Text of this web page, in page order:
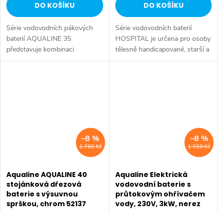
DO KOŠÍKU
Série vodovodních pákových
baterií AQUALINE 35
představuje kombinaci
tradičního jednoduchého
DO KOŠÍKU
Série vodovodních baterií
HOSPITAL je určena pro osoby
tělesně handicapované, starší a
s omezenou pohyblivostí, které
1 760 Kč
–8 %
Aqualine AQUALINE 40
stojánková dřezová
baterie s výsuvnou
sprškou, chrom 52137
1 550 Kč
–8 %
Aqualine Elektrická
vodovodní baterie s
průtokovým ohřívačem
vody, 230V, 3kW, nerez